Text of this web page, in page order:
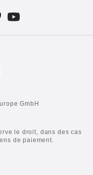
GmbH
le droit, dans des cas
de paiement.